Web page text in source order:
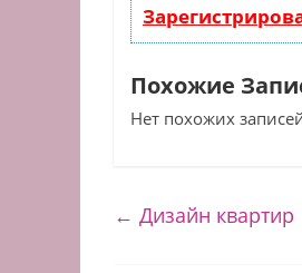
Похожие
Нет похожих
← Дизайн квартир